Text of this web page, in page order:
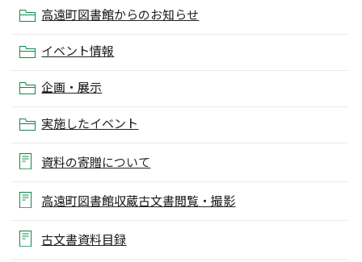
高遠町図書館からのお知らせ
イベント情報
企画・展示
実施したイベント
資料の寄贈について
高遠町図書館収蔵古文書閲覧・撮影
古文書資料目録